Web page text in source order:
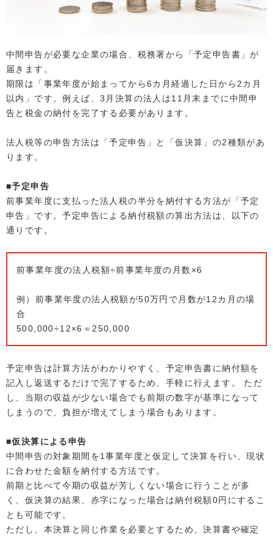
中間申告が必要な企業の場合、税務署から「予定申告書」が
届きます。
期限は「事業年度が始まってから6カ月経過した日から2カ月
以内」です。例えば、3月決算の法人は11月末までに中間申
告と税金の納付を完了する必要があります。
法人税等の申告方法は「予定申告」と「仮決算」の2種類があ
ります。
■予定申告
前事業年度に支払った法人税の半分を納付する方法が「予定
申告」です。予定申告による納付税額の算出方法は、以下の
通りです。
前事業年度の法人税額÷前事業年度の月数×6
例）前事業年度の法人税額が50万円で月数が12カ月の場
合
500,000÷12×6＝250,000
予定申告は計算方法がわかりやすく、予定申告書に納付額を
記入し返送するだけで完了するため、手軽に行えます。 ただ
し、当期の収益が少ない場合でも前期の数字が基準になって
しまうので、負担が増えてしまう場合もあります。
■仮決算による申告
中間申告の対象期間を1事業年度と仮定して決算を行い、現状
に合わせた金額を納付する方法です。
前期と比べて今期の収益が芳しくない場合に行うことが多
く、仮決算の結果、赤字になった場合は納付税額0円にするこ
とも可能です。
ただし、本決算と同じ作業を必要とするため、決算書や確定